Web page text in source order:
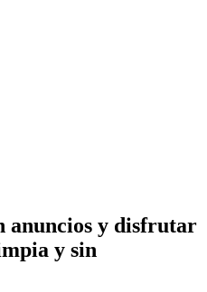
anuncios y disfrutar
y sin